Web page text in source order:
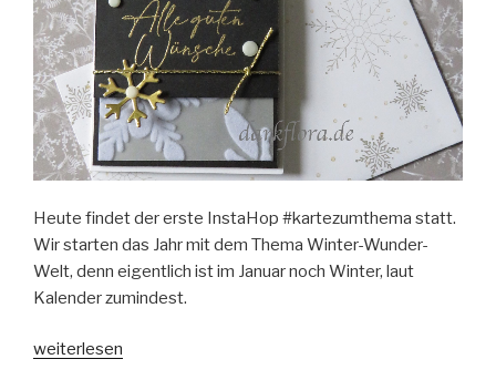
Heute findet der erste InstaHop #kartezumthema statt.
Wir starten das Jahr mit dem Thema Winter-Wunder-
Welt, denn eigentlich ist im Januar noch Winter, laut
Kalender zumindest.
„InstaHop
weiterlesen